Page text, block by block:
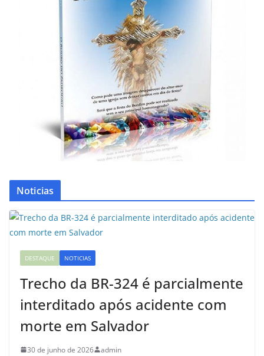
Noticias
DESTAQUE NOTICIAS
Trecho da BR-324 é parcialmente
interditado após acidente com
morte em Salvador
30 de junho de 2026 admin